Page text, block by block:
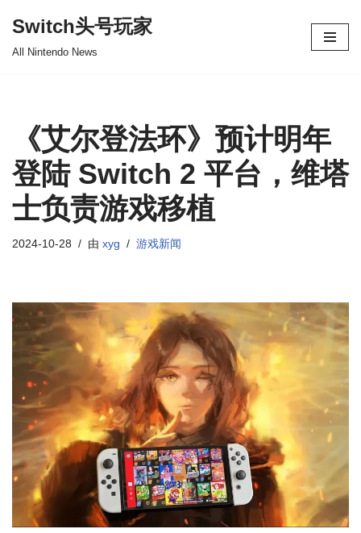
Switch头号玩家
All Nintendo News
《艾尔登法环》预计明年
登陆 Switch 2 平台，维塔
士负责游戏移植
2024-10-28 由 xyg 游戏新闻